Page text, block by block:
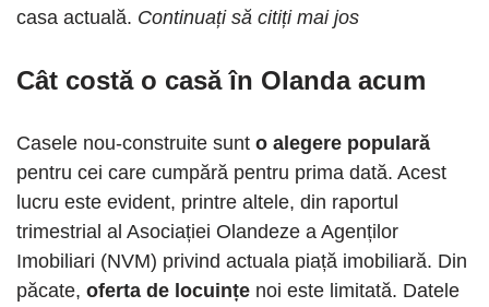
casa actuală. Continuați să citiți mai jos
Cât costă o casă în Olandaacum
Casele nou-construite sunt o alegere populară
pentru cei care cumpără pentru prima dată. Acest
lucru este evident, printre altele, din raportul
trimestrial al Asociației Olandeze a Agenților
Imobiliari (NVM) privind actuala piață imobiliară. Din
păcate, oferta de locuințe noi este limitată. Datele